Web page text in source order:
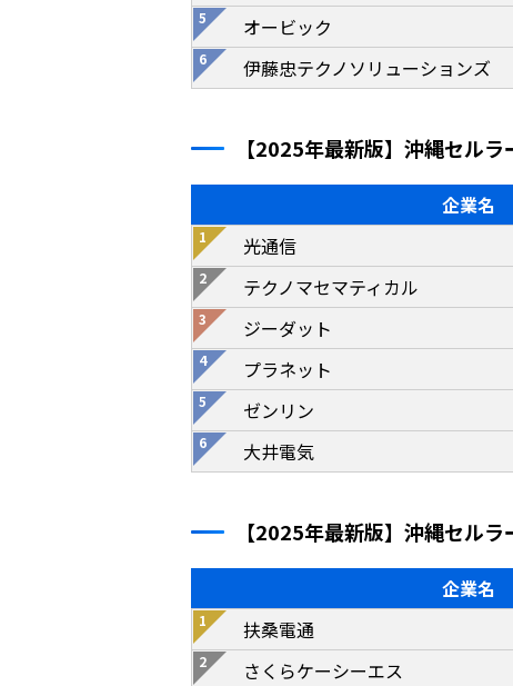
オービック
伊藤忠テクノソリューションズ
【2025年最新版】沖縄セル
企業名
光通信
テクノマセマティカル
ジーダット
プラネット
ゼンリン
大井電気
【2025年最新版】沖縄セル
企業名
扶桑電通
さくらケーシーエス